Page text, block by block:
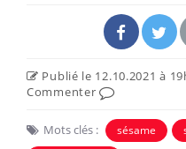
Publié le 12.10.2021 à
Commenter
Mots clés : sésame